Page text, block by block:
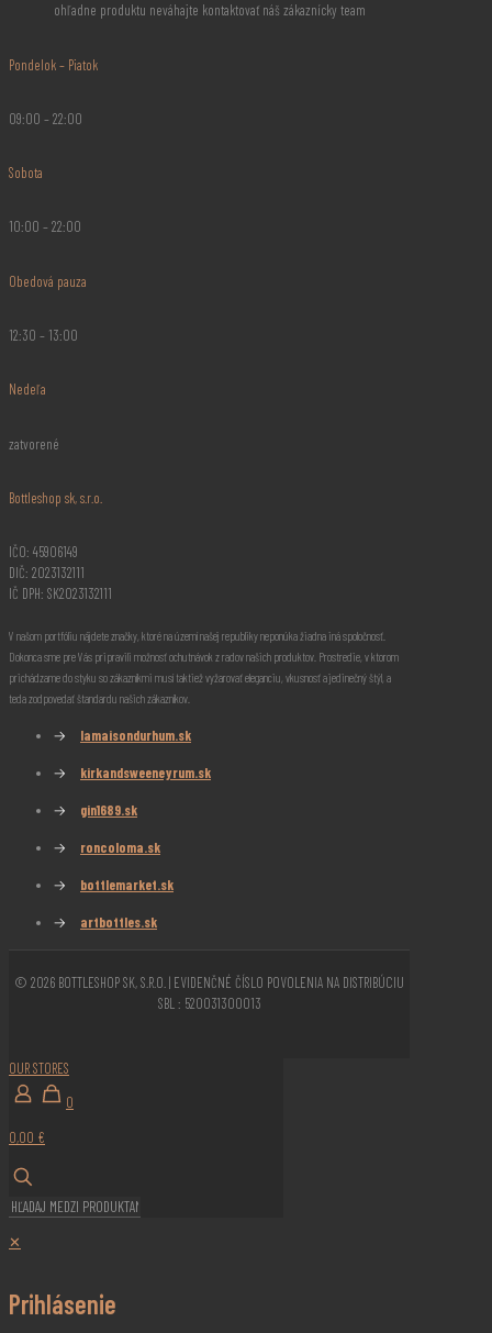
ohľadne produktu neváhajte kontaktovať náš zákaznícky team
Pondelok – Piatok
09:00 – 22:00
Sobota
10:00 – 22:00
Obedová pauza
12:30 – 13:00
Nedeľa
zatvorené
Bottleshop sk, s.r.o.
IČO: 45906149
DIČ: 2023132111
IČ DPH: SK2023132111
V našom portfóliu nájdete značky, ktoré na území našej republiky neponúka žiadna iná spoločnosť.
Dokonca sme pre Vás pripravili možnosť ochutnávok z radov našich produktov. Prostredie, v ktorom
prichádzame do styku so zákazníkmi musí taktiež vyžarovať eleganciu, vkusnosť a jedinečný štýl, a
teda zodpovedať štandardu našich zákazníkov.
→ lamaisondurhum.sk
→ kirkandsweeneyrum.sk
→ gin1689.sk
→ roncoloma.sk
→ bottlemarket.sk
→ artbottles.sk
© 2026 BOTTLESHOP SK, S.R.O. | EVIDENČNÉ ČÍSLO POVOLENIA NA DISTRIBÚCIU
SBL : 520031300013
OUR STORES
0
0,00 €
✕
Prihlásenie